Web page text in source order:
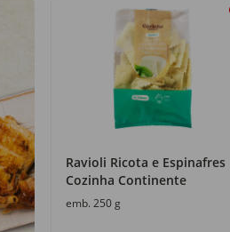
Ravioli Ricota e Espinafres
Cozinha Continente
emb. 250 g